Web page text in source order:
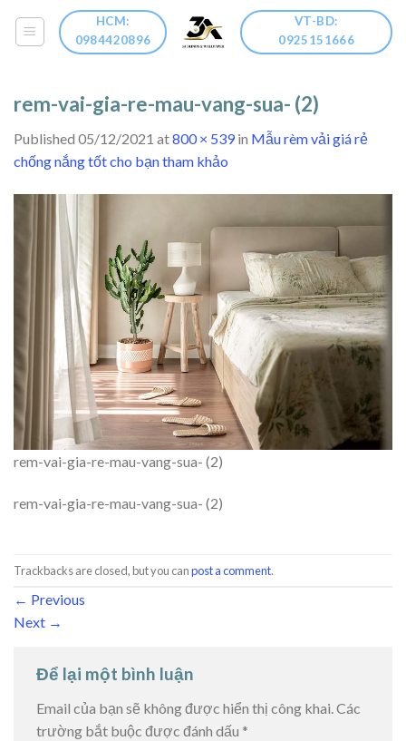
HCM:
0984420896
VT-BD:
0925151666
rem-vai-gia-re-mau-vang-sua- (2)
Published 05/12/2021 at800 × 539in Mẫu rèm vải giá rẻ
chống nắng tốt cho bạn tham khảo
rem-vai-gia-re-mau-vang-sua- (2)
rem-vai-gia-re-mau-vang-sua- (2)
Trackbacks are closed, but you canpost a comment.
← Previous
Next →
Để lại một bình luận
Email của bạn sẽ không được hiển thị công khai.Các
trường bắt buộc được đánh dấu *